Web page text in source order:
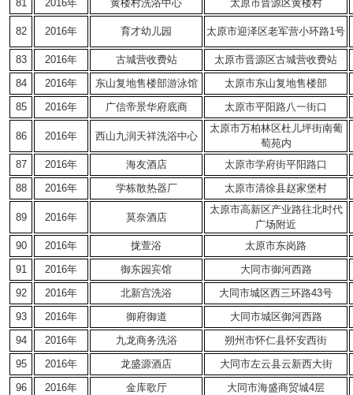
81 2016年 黄楼村洗浴中心 太原市晋源区黄楼村
82 2016年 育才幼儿园 太原市迎泽区老军营小环路1号
83 2016年 古城营收费站
太原市晋源区古城营收费站
84
2016年 东山复地售楼部游泳馆
太原市东山复地售楼部
85
2016年 广信帝景华府底商 太原市平阳路八一街口
86 2016年 西山九润天祥洗浴中心
太原市万柏林区杜儿坪街南葡
萄苑内
87
2016年 海友酒店
太原市学府街平阳路口
88
2016年 学栋散热器厂 太原市清徐县赵家堡村
89 2016年 莫奈酒店
太原市高新区产业路往北时代
广场附近
90
2016年 拢萱浴
太原市东岗路
91
2016年 御东园宾馆
大同市御河西路
92
2016年 北新宫洗浴
大同市城区西三环路43号
93
2016年 御府御道
大同市城区御河西路
94
2016年 九龙商务洗浴
朔州市怀仁县怀安西街
95
2016年 龙盛源酒店
大同市左云县云新西大街
96
2016年 金库歌厅
大同市海盛商贸城4层